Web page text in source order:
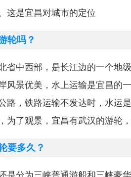
这是宜昌对城市的定位
轮吗？
省中西部，是长江边的一个地
风景优美，水上运输是宜昌的
路，铁路运输不发达时，水运
为了观景，宜昌有武汉的游轮
要多久？
是分为三峡普通游船和三峡豪